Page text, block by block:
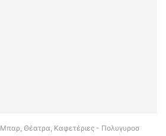
Μπαρ, Θέατρα, Καφετέριες - Πολυγυροσ